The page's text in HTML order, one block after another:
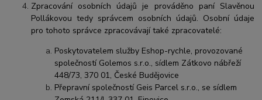
Zpracování osobních údajů je prováděno paní Slavěnou
Pollákovou tedy správcem osobních údajů. Osobní údaje
pro tohoto správce zpracovávají také zpracovatelé:
Poskytovatelem služby Eshop-rychle, provozované
společností Golemos s.r.o., sídlem Zátkovo nábřeží
448/73, 370 01, České Budějovice
Přepravní společností Geis Parcel s.r.o., se sídlem